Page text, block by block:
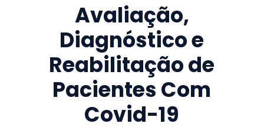
Como funciona
Credenciamento MEC
Avaliação,
Diagnóstico e
Reabilitação de
Pacientes Com
Covid-19